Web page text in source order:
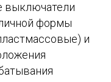
выключатели
формы
и